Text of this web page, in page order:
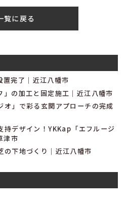
覧に戻る
完了｜近江八幡市
」の加工と固定施工｜近江八幡市
オ」で彩る玄関アプローチの完成
持デザイン！YKKap「エフルージ
津市
の下地づくり｜近江八幡市